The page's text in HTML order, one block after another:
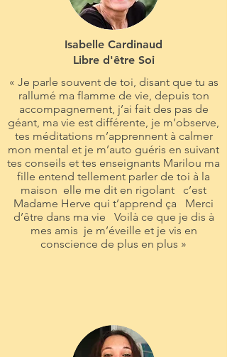
Isabelle Cardinaud
Libre d'être Soi
« Je parle souvent de toi, disant que tu as
rallumé ma flamme de vie, depuis ton
accompagnement, j’ai fait des pas de
géant, ma vie est différente, je m’observe,
tes méditations m’apprennent à calmer
mon mental et je m’auto guéris en suivant
tes conseils et tes enseignants Marilou ma
fille entend tellement parler de toi à la
maison elle me dit en rigolant c’est
Madame Herve qui t’apprend ça Merci
d’être dans ma vie Voilà ce que je dis à
mes amis je m’éveille et je vis en
conscience de plus en plus »